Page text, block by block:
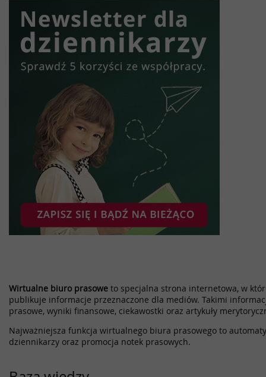
Wirtualne biuro prasowe to specjalna strona internetowa, w
publikuje informacje przeznaczone dla mediów. Takimi
prasowe, wyniki finansowe, ciekawostki oraz artykuły
Najważniejsza funkcja wirtualnego biura prasowego to
dziennikarzy oraz promocja notek prasowych.